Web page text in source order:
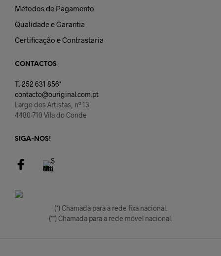
Métodos de Pagamento
Qualidade e Garantia
Certificação e Contrastaria
CONTACTOS
T. 252 631 856*
contacto@ouriginal.com.pt
Largo dos Artistas, nº 13
4480-710 Vila do Conde
SIGA-NOS!
(*) Chamada para a rede fixa nacional.
(**) Chamada para a rede móvel nacional.